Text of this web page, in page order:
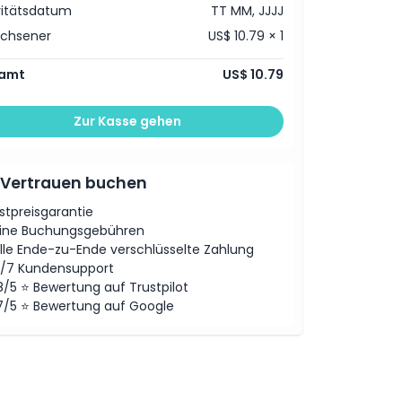
TT MM, JJJJ
US$ 10.79 × 1
US$ 10.79
Zur Kasse gehen
buchen
Buchungsgebühren
Ende-zu-Ende verschlüsselte Zahlung
7 Kundensupport
5 ⭐ Bewertung auf Trustpilot
5 ⭐ Bewertung auf Google